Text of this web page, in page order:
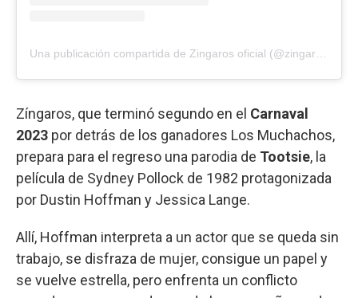
Zíngaros, que terminó segundo en el Carnaval
2023 por detrás de los ganadores Los Muchachos,
prepara para el regreso una parodia de Tootsie, la
película de Sydney Pollock de 1982 protagonizada
por Dustin Hoffman y Jessica Lange.
Allí, Hoffman interpreta a un actor que se queda sin
trabajo, se disfraza de mujer, consigue un papel y
se vuelve estrella, pero enfrenta un conflicto